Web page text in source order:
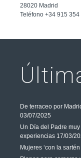
28020 Madrid
Teléfono +34 915 354
De terraceo por
03/07/2025
Un Día del Padre
experiencias 17/03/
Mujeres ‘con la